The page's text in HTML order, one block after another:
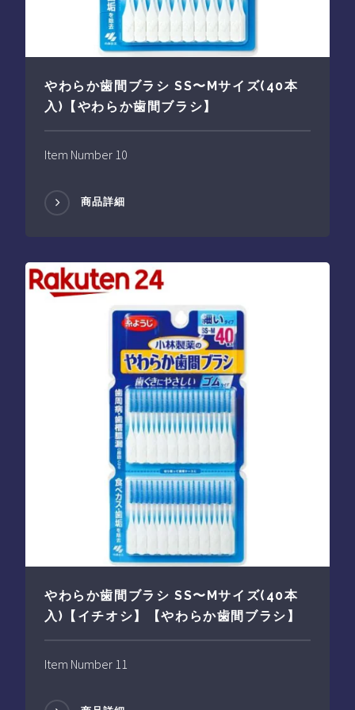
やわらか歯間ブラシ SS〜Mサイズ(40本
入)【やわらか歯間ブラシ】
Item Number 10
商品詳細
やわらか歯間ブラシ SS〜Mサイズ(40本
入)【イチオシ】【やわらか歯間ブラシ】
Item Number 11